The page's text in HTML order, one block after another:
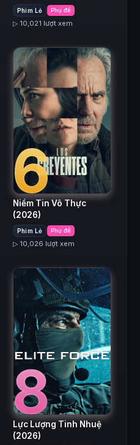
Phim Lẻ Phụ đề
▷ 10,021 lượt xem
6
Niềm Tin Vô Thực
(2026)
Phim Lẻ Phụ đề
▷ 10,026 lượt xem
8
Lực Lượng Tinh Nhuệ
(2026)